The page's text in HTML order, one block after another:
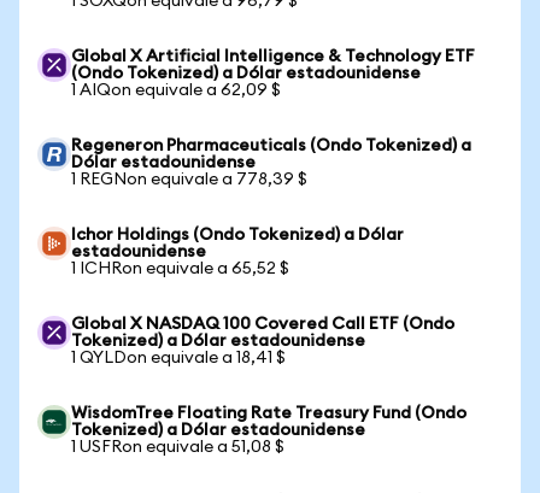
Global X Artificial Intelligence & Technology ETF
(Ondo Tokenized) a Dólar estadounidense
1 AIQon equivale a 62,09 $
Regeneron Pharmaceuticals (Ondo Tokenized) a
Dólar estadounidense
1 REGNon equivale a 778,39 $
Ichor Holdings (Ondo Tokenized) a Dólar
estadounidense
1 ICHRon equivale a 65,52 $
Global X NASDAQ 100 Covered Call ETF (Ondo
Tokenized) a Dólar estadounidense
1 QYLDon equivale a 18,41 $
WisdomTree Floating Rate Treasury Fund (Ondo
Tokenized) a Dólar estadounidense
1 USFRon equivale a 51,08 $